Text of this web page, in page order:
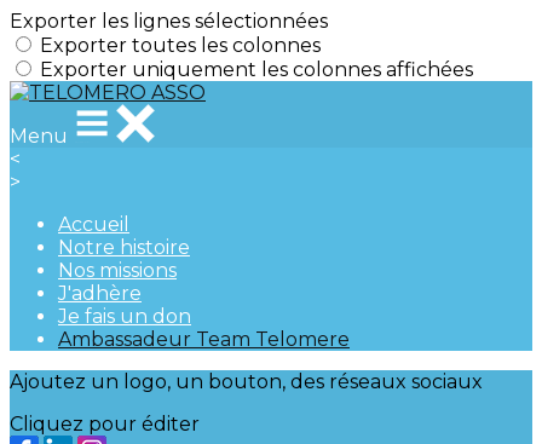
Exporter les lignes sélectionnées
Exporter toutes les colonnes
Exporter uniquement les colonnes affichées
Menu
<
>
Accueil
Notre histoire
Nos missions
J'adhère
Je fais un don
Ambassadeur Team Telomere
Ajoutez un logo, un bouton, des réseaux sociaux
Cliquez pour éditer